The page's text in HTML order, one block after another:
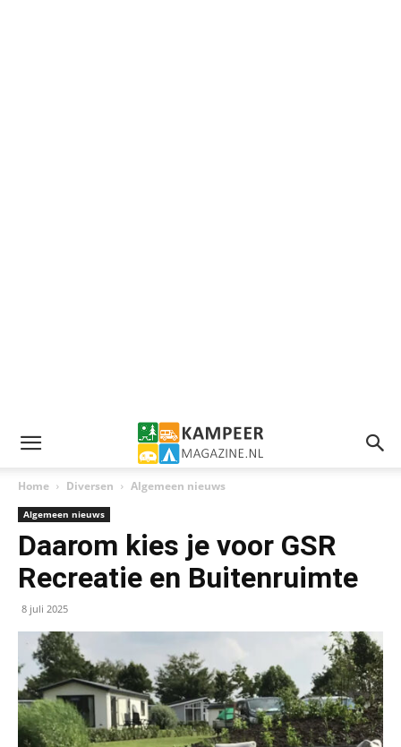
Home Diversen Algemeen nieuws
Algemeen nieuws
Daarom kies je voor GSR
Recreatie en Buitenruimte
8 juli 2025